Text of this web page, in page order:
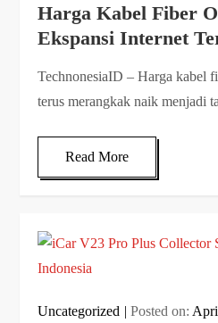
Harga Kabel Fiber
Ekspansi Internet
TechnonesiaID – Harga kabel
terus merangkak naik menjadi
Read More
Uncategorized Posted on: